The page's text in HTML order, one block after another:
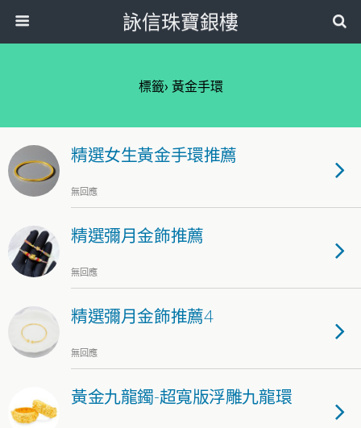
詠信珠寶銀樓
標籤› 黃金手環
精選女生黃金手環推薦
無回應
精選彌月金飾推薦
無回應
精選彌月金飾推薦4
無回應
黃金九龍鐲-超寬版浮雕九龍環